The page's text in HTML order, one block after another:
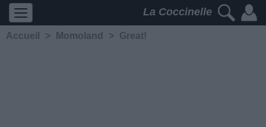
La Coccinelle
Accueil > Momoland > Great!